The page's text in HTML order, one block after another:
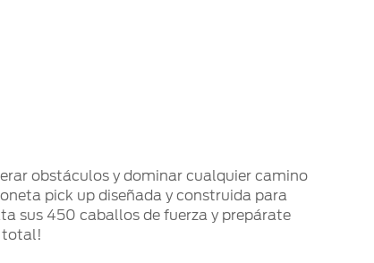
obstáculos y dominar cualquier camino
pick up diseñada y construida para
sus 450 caballos de fuerza y prepárate
total!